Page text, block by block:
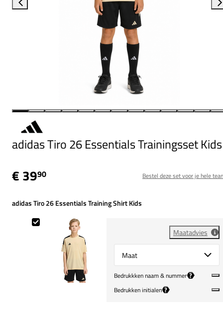
adidas Tiro 26 Essentials Trainingsset Kids
€ 3990 Bestel deze set voor je hele
adidas Tiro 26 Essentials Training Shirt Kids
Maatadvies
Select {option} for {name}
Bedrukkken naam & nummer ?
Bedrukken initialen ?
adidas Tiro 26 Essentials Training Shirt Kids